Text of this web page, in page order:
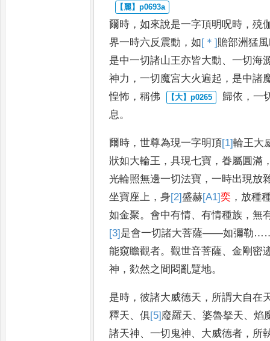
爾時 ，如來說是一字頂明呪時 ，殑
界一時六反震動 ，如[＊] 贍部洲猛風
是中一切諸山王亦皆大動、一切海
神力 ，一切魔宮大火遍起 ， 是中諸
惶怖 ，稱佛 歸依 ，一
息。
爾時 ，世尊為現一字明頂 [1]輪王大
狀如大輪王 ，具現七寶 ，眷屬圓滿
光輪照無邊一切法寶 ，一時出現放
坐寶座上 ，身[2]盛赫[A1] 奕 ， 放種
如金聚。會中有情、有情種族 ，無
[3] 是會一切諸大菩薩——如彌勒
能窺瞻觀者。觀世音菩薩、金剛密
神 ，欻然之間悶亂躄地。
是時 ，彼諸大威德天 ， 所謂大自在
釋天、俱[5] 廢羅天、婆魯拏天、焰
諸天神、一切鬼神、 大威德者 ， 所